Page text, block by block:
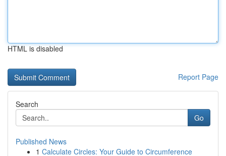
HTML is disabled
Report Page
Search
Go
Published News
1 Calculate Circles: Your Guide to Circumference